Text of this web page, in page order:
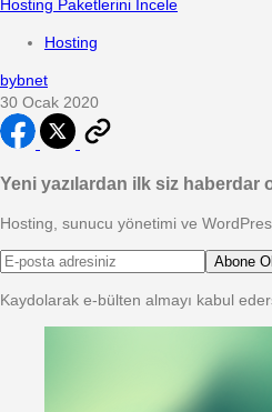
Hosting Paketlerini İncele
Hosting
bybnet
30 Ocak 2020
Yeni yazılardan ilk siz haberdar
Hosting, sunucu yönetimi ve
Abone Ol
Kaydolarak e-bülten almayı kabul